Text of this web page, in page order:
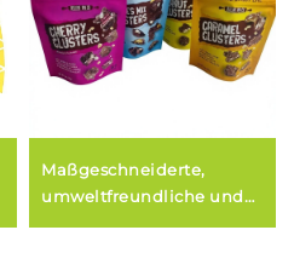
Maßgeschneiderte,
umweltfreundliche und